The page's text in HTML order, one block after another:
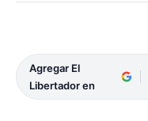
Agregar El
Libertador en